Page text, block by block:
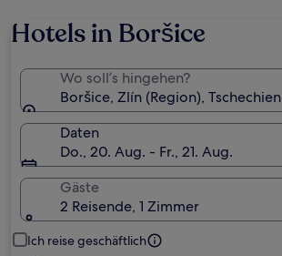
Hotels in Boršice
Wo soll’s hingehen?
Boršice, Zlín (Region), Tschechien
Daten
Do., 20. Aug. - Fr., 21. Aug.
Gäste
2 Reisende, 1 Zimmer
Ich reise geschäftlich